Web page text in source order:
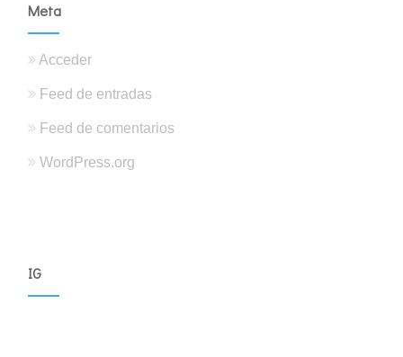
Meta
Acceder
Feed de entradas
Feed de comentarios
WordPress.org
IG